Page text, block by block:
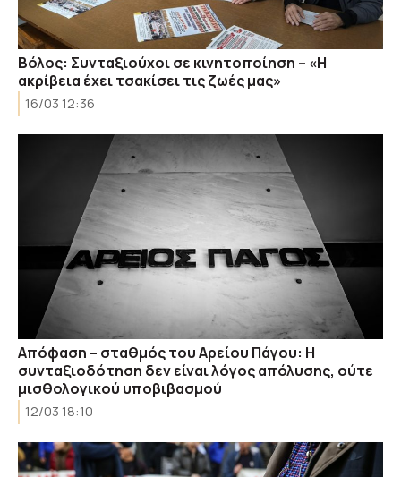
Βόλος: Συνταξιούχοι σε κινητοποίηση – «Η
ακρίβεια έχει τσακίσει τις ζωές μας»
16/03 12:36
Απόφαση – σταθμός του Αρείου Πάγου: Η
συνταξιοδότηση δεν είναι λόγος απόλυσης, ούτε
μισθολογικού υποβιβασμού
12/03 18:10